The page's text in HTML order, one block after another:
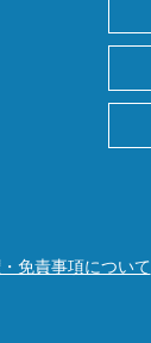
免責事項について